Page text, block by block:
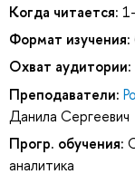
Когда читается:
Формат изучения:
Охват аудитории:
Преподаватели:
Данила Сергеевич
Прогр. обучения:
аналитика